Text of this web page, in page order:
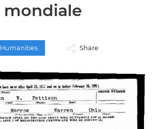
mondiale
Humanities Share